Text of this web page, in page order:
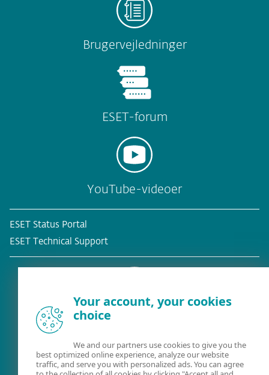
Brugervejledninger
ESET-forum
YouTube-videoer
ESET Status Portal
ESET Technical Support
Eksisterende kunde?
Your account, your cookies
choice
We and our partners use cookies to give you the
best optimized online experience, analyze our website
traffic, and serve you with personalized ads. You can agree